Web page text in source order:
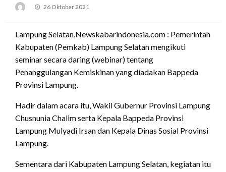
Posted
26 Oktober 2021
Lampung Selatan,Newskabarindonesia.com : Pemerintah
Kabupaten (Pemkab) Lampung Selatan mengikuti
seminar secara daring (webinar) tentang
Penanggulangan Kemiskinan yang diadakan Bappeda
Provinsi Lampung.
Hadir dalam acara itu, Wakil Gubernur Provinsi Lampung
Chusnunia Chalim serta Kepala Bappeda Provinsi
Lampung Mulyadi Irsan dan Kepala Dinas Sosial Provinsi
Lampung.
Sementara dari Kabupaten Lampung Selatan, kegiatan itu